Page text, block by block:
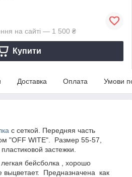
на сайті — 1 500 ₴
Купити
Доставка Оплата Умови
с сеткой. Передняя часть
"OFF WITE". Размер 55-57,
застежки.
бейсболка , хорошо
выцветает. Предназначена как